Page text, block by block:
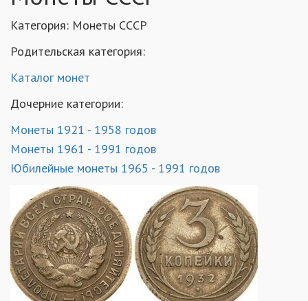
Категория: Монеты СССР
Родительская категория:
Каталог монет
Дочерние категории:
Монеты 1921 - 1958 годов
Монеты 1961 - 1991 годов
Юбилейные монеты 1965 - 1991 годов